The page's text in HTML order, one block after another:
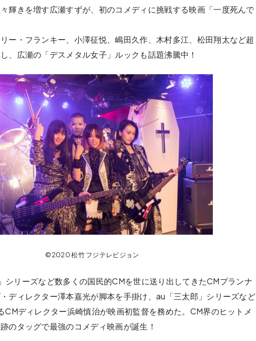
輝きを増す広瀬すずが、初のコメディに挑戦する映画「一度死んで
ー・フランキー、小澤征悦、嶋田久作、木村多江、松田翔太など超
、広瀬の「デスメタル女子」ルックも話題沸騰中！
©2020 松竹 フジテレビジョン
リーズなど数多くの国民的CMを世に送り出してきたCMプランナ
ディレクター澤本嘉光が脚本を手掛け、au「三太郎」シリーズなど
CMディレクター浜崎慎治が映画初監督を務めた。CM界のヒットメ
のタッグで最強のコメディ映画が誕生！